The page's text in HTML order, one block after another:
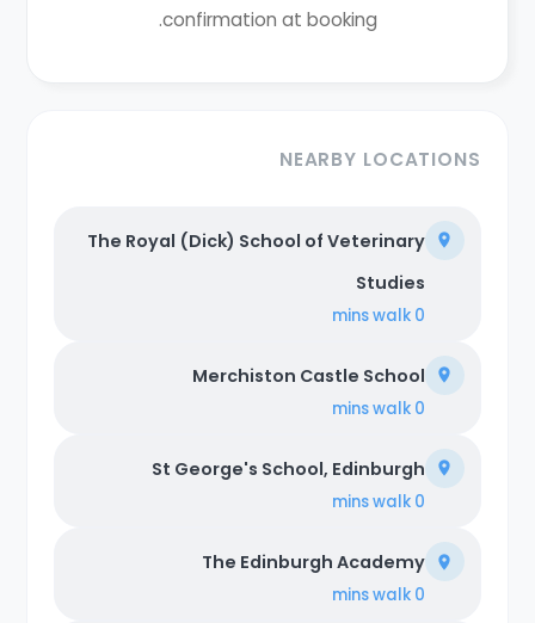
confirmation at booking.
NEARBY LOCATIONS
The Royal (Dick) School of Veterinary
Studies
0 mins
walk
Merchiston Castle School
0 mins
walk
St George's School, Edinburgh
0 mins
walk
The Edinburgh Academy
0 mins
walk